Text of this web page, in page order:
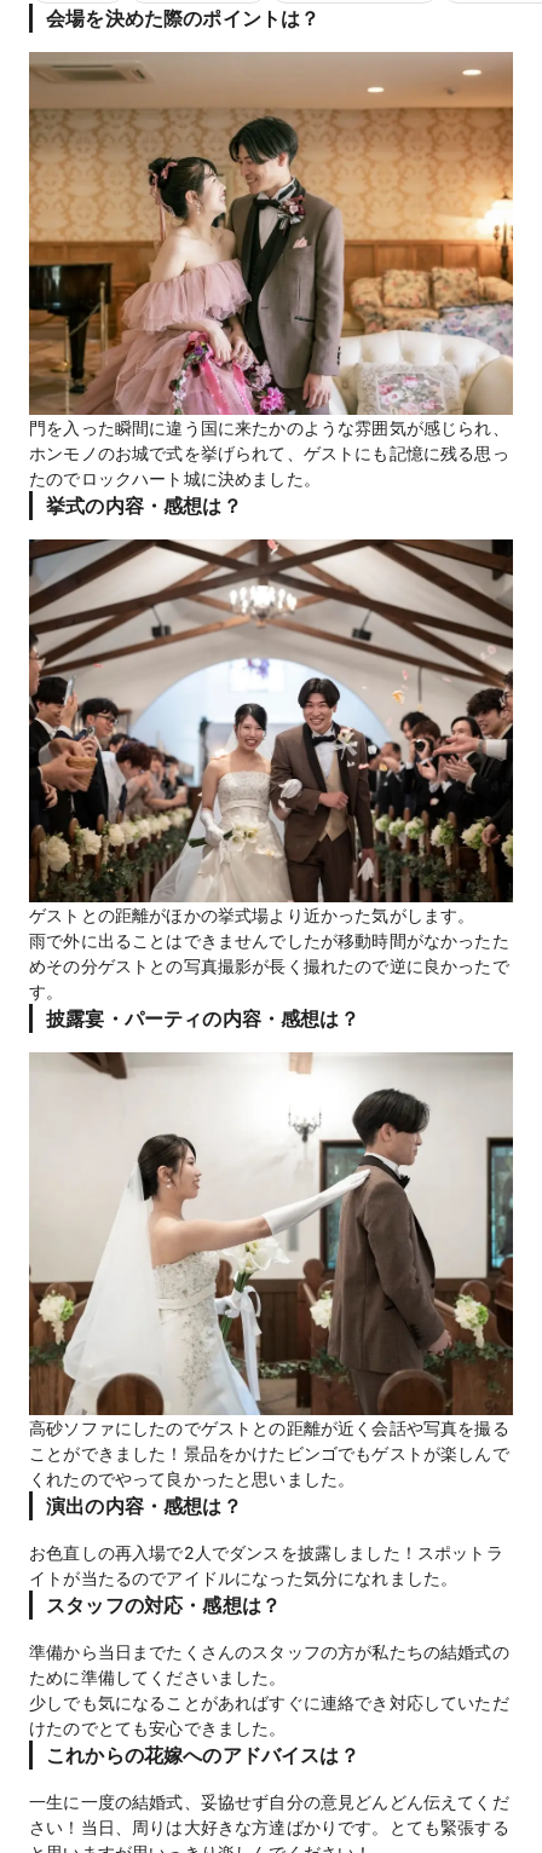
会場を決めた際のポイントは？
門を入った瞬間に違う国に来たかのような雰囲気が感じられ、
ホンモノのお城で式を挙げられて、ゲストにも記憶に残る思っ
たのでロックハート城に決めました。
挙式の内容・感想は？
ゲストとの距離がほかの挙式場より近かった気がします。
雨で外に出ることはできませんでしたが移動時間がなかったた
めその分ゲストとの写真撮影が長く撮れたので逆に良かったで
す。
披露宴・パーティの内容・感想は？
高砂ソファにしたのでゲストとの距離が近く会話や写真を撮る
ことができました！景品をかけたビンゴでもゲストが楽しんで
くれたのでやって良かったと思いました。
演出の内容・感想は？
お色直しの再入場で2人でダンスを披露しました！スポットラ
イトが当たるのでアイドルになった気分になれました。
スタッフの対応・感想は？
準備から当日までたくさんのスタッフの方が私たちの結婚式の
ために準備してくださいました。
少しでも気になることがあればすぐに連絡でき対応していただ
けたのでとても安心できました。
これからの花嫁へのアドバイスは？
一生に一度の結婚式、妥協せず自分の意見どんどん伝えてくだ
さい！当日、周りは大好きな方達ばかりです。とても緊張する